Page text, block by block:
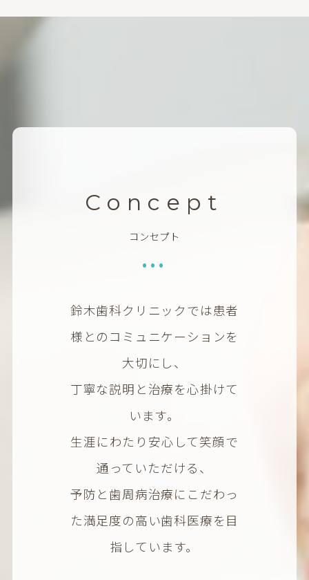
Concept
コンセプト
•••
鈴木歯科クリニックでは患者
様とのコミュニケーションを
大切にし、
丁寧な説明と治療を心掛けて
います。
生涯にわたり安心して笑顔で
通っていただける、
予防と歯周病治療にこだわっ
た満足度の高い歯科医療を目
指しています。